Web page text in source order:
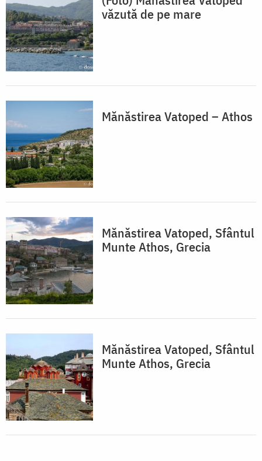
văzută de pe mare
Mănăstirea Vatoped – Athos
Mănăstirea Vatoped, Sfântul
Munte Athos, Grecia
Mănăstirea Vatoped, Sfântul
Munte Athos, Grecia